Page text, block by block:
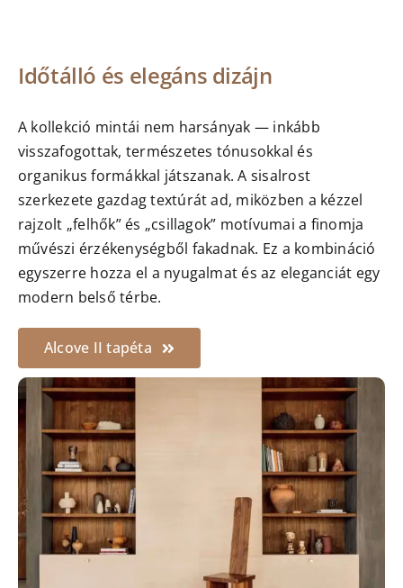
Időtálló és elegáns dizájn
A kollekció mintái nem harsányak — inkább
visszafogottak, természetes tónusokkal és
organikus formákkal játszanak. A sisalrost
szerkezete gazdag textúrát ad, miközben a kézzel
rajzolt „felhők” és „csillagok” motívumai a finomja
művészi érzékenységből fakadnak. Ez a kombináció
egyszerre hozza el a nyugalmat és az eleganciát egy
modern belső térbe.
Alcove II tapéta